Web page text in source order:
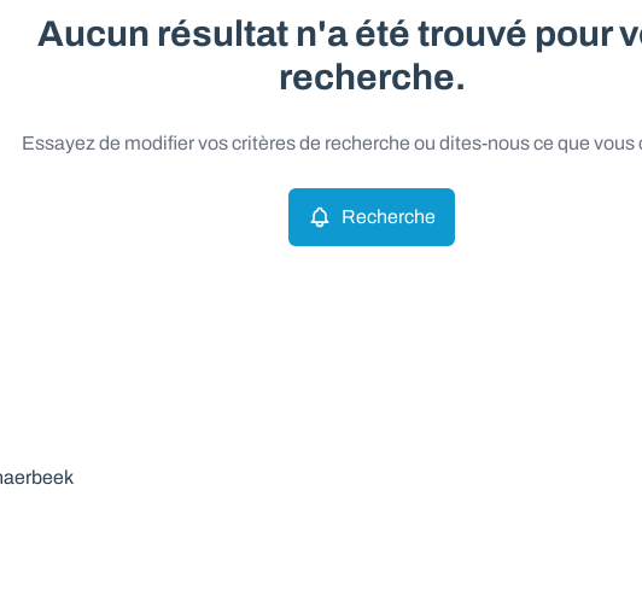
Aucun résultat n'a été trouvé pour
recherche.
Essayez de modifier vos critères de recherche ou dites-nous ce que vous
Recherche